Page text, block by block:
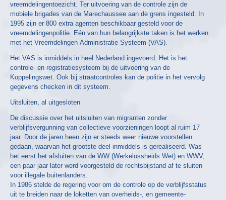
vreemdelingentoezicht. Ter uitvoering van de controle zijn de
mobiele brigades van de Marechaussee aan de grens ingesteld. In
1995 zijn er 800 extra agenten beschikbaar gesteld voor de
vreemdelingenpolitie. Eén van hun belangrijkste taken is het werken
met het Vreemdelingen Administratie Systeem (VAS).
Het VAS is inmiddels in heel Nederland ingevoerd. Het is het
controle- en registratiesysteem bij de uitvoering van de
Koppelingswet. Ook bij straatcontroles kan de politie in het vervolg
gegevens checken in dit systeem.
Uitsluiten, al uitgesloten
De discussie over het uitsluiten van migranten zonder
verblijfsvergunning van collectieve voorzieningen loopt al ruim 17
jaar. Door de jaren heen zijn er steeds weer nieuwe voorstellen
gedaan, waarvan het grootste deel inmiddels is gerealiseerd. Was
het eerst het afsluiten van de WW (Werkelossheids Wet) en WWV,
een paar jaar later werd voorgesteld de rechtsbijstand af te sluiten
voor illegale buitenlanders.
In 1986 stelde de regering voor om de controle op de verblijfsstatus
uit te breiden naar de loketten van overheids-, en gemeente-